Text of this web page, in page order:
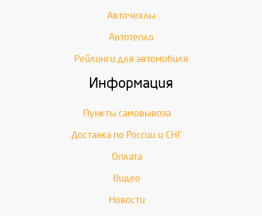
Авточехлы
Автотепло
Рейлинги для автомобиля
Информация
Пункты самовывоза
Доставка по России и СНГ
Оплата
Видео
Новости